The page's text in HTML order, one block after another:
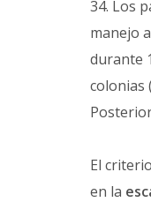
34. Los
manejo
durante
colonias
El
en la